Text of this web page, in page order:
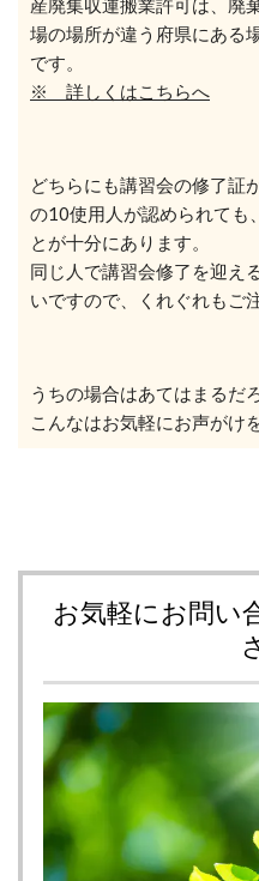
産廃集収運搬業許可は、廃
場の場所が違う府県にある
です。
※ 詳しくはこちらへ
どちらにも講習会の修了証
の10使用人が認められても
とが十分にあります。
同じ人で講習会修了を迎え
いですので、くれぐれもご
うちの場合はあてはまるだ
こんなはお気軽にお声がけを
お気軽にお問い